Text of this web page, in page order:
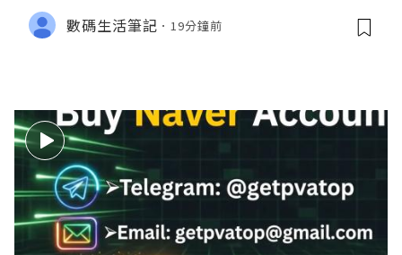
數碼生活筆記 19分鐘前